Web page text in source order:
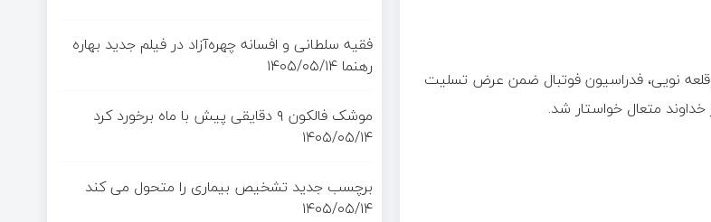
قلعه نویی، فدراسیونفوتبال ضمن عرض تسلیت
خداوند متعال خواستار شد.
فقیه سلطانی و افسانه چهره‌آزاد در فیلم جدید بهاره
رهنما ۱۴۰۵/۰۵/۱۴
موشک فالکون ۹ دقایقی پیش با ماه برخورد کرد
۱۴۰۵/۰۵/۱۴
برچسب جدید تشخیص بیماری را متحول می کند
۱۴۰۵/۰۵/۱۴